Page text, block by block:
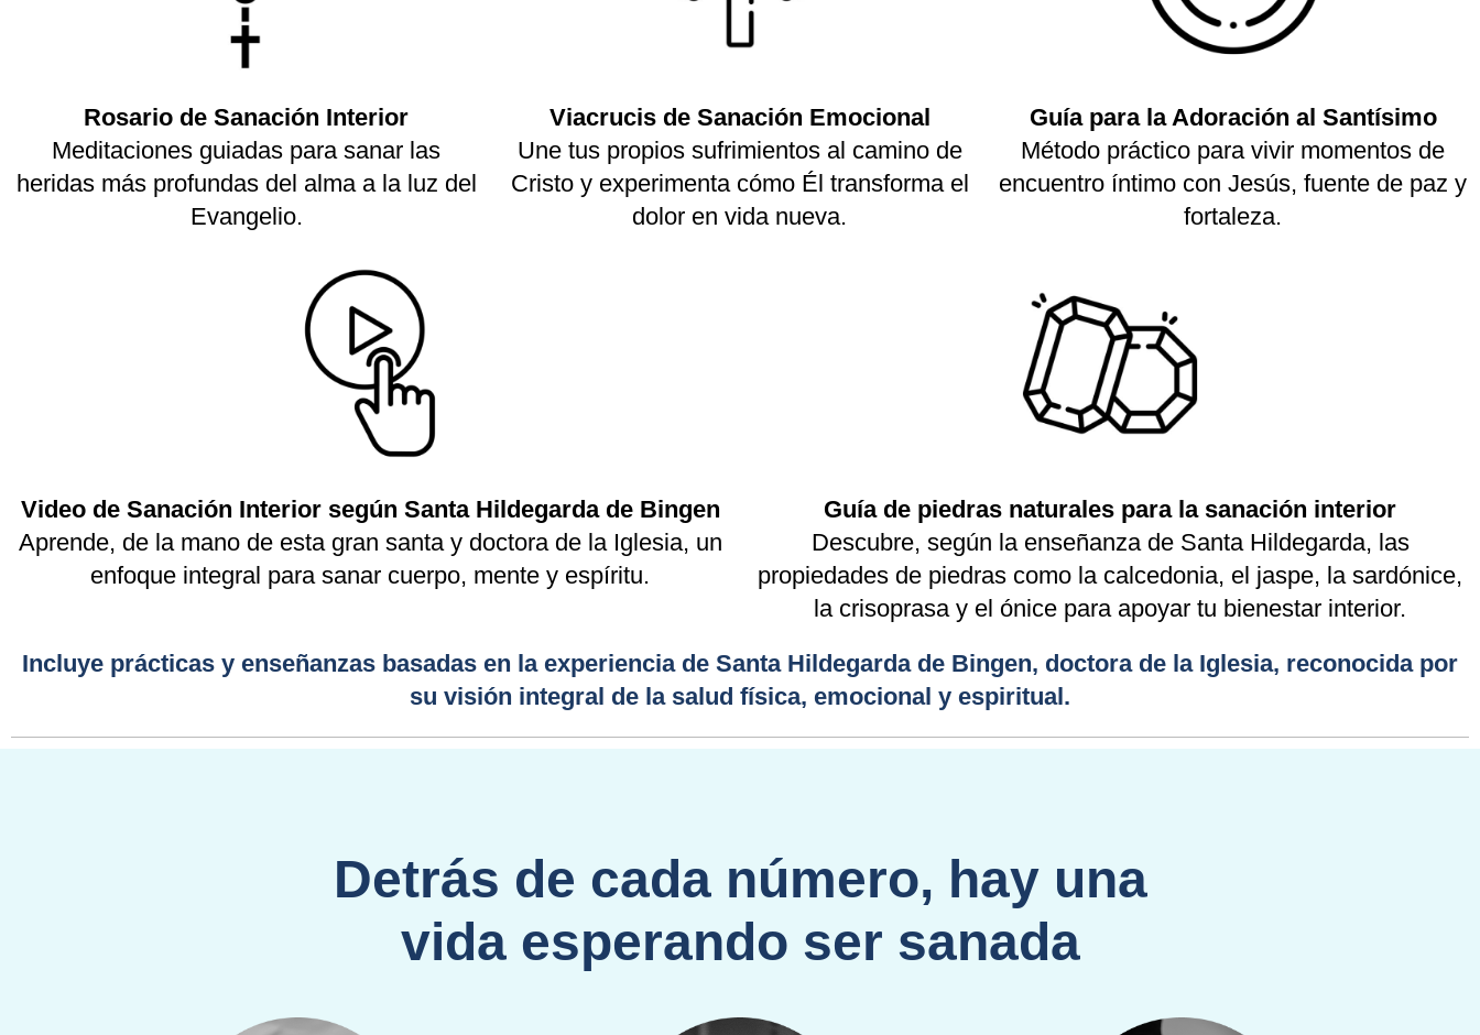
Rosario de Sanación Interior
Meditaciones guiadas para sanar las
heridas más profundas del alma a la luz del
Evangelio.
Viacrucis de Sanación Emocional
Une tus propios sufrimientos al camino de
Cristo y experimenta cómo Él transforma el
dolor en vida nueva.
Guía para la Adoración al Santísimo
Método práctico para vivir momentos de
encuentro íntimo con Jesús, fuente de paz y
fortaleza.
Video de Sanación Interior según Santa Hildegarda de Bingen
Aprende, de la mano de esta gran santa y doctora de la Iglesia, un
enfoque integral para sanar cuerpo, mente y espíritu.
Guía de piedras naturales para la sanación interior
Descubre, según la enseñanza de Santa Hildegarda, las
propiedades de piedras como la calcedonia, el jaspe, la sardónice,
la crisoprasa y el ónice para apoyar tu bienestar interior.
Incluye prácticas y enseñanzas basadas en la experiencia de Santa Hildegarda de Bingen, doctora de la Iglesia, reconocida por
su visión integral de la salud física, emocional y espiritual.
Detrás de cada número, hay una
vida esperando ser sanada